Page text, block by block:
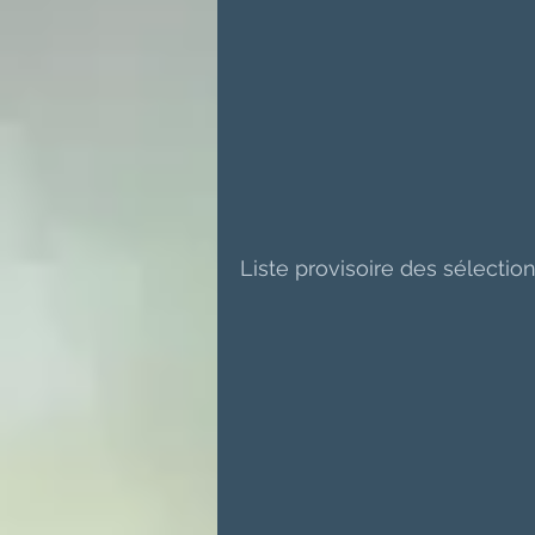
Liste provisoire des